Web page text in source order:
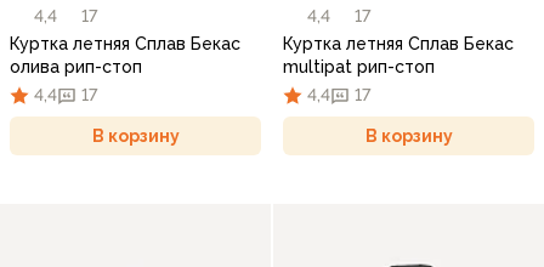
4,4
17
Куртка летняя Сплав Бекас
олива рип-стоп
4,4
17
В корзину
4,4
17
Куртка летняя Сплав Бекас
multipat рип-стоп
4,4
17
В корзину